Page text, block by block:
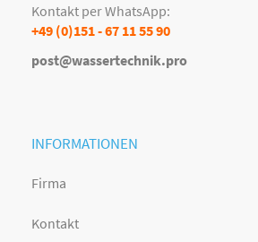
Kontakt per WhatsApp:
+49 (0)151 - 67 11 55 90
post@wassertechnik.pro
INFORMATIONEN
Firma
Kontakt